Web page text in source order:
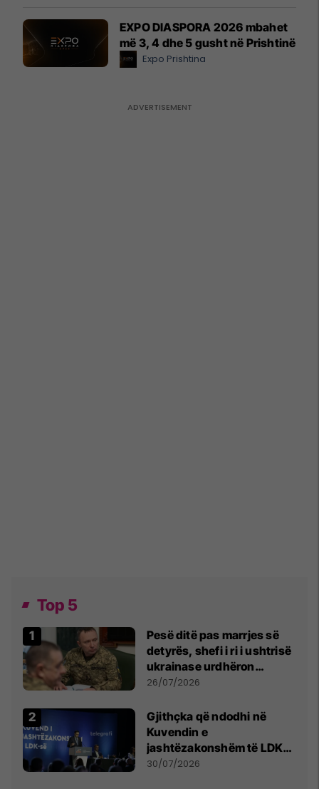
EXPO DIASPORA 2026 mbahet
më 3, 4 dhe 5 gusht në Prishtinë
Expo Prishtina
Top 5
Pesë ditë pas marrjes së
detyrës, shefi i ri i ushtrisë
ukrainase urdhëron
kontroll të madh
26/07/2026
Gjithçka që ndodhi në
Kuvendin e
jashtëzakonshëm të LDK-
së
30/07/2026